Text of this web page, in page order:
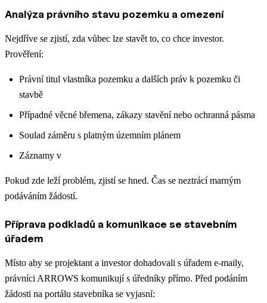
Analýza právního stavu pozemku a omezení
Nejdříve se zjistí, zda vůbec lze stavět to, co chce investor.
Prověření:
Právní titul vlastníka pozemku a dalších práv k pozemku či
stavbě
Případné věcné břemena, zákazy stavění nebo ochranná pásma
Soulad záměru s platným územním plánem
Záznamy v
Pokud zde leží problém, zjistí se hned. Čas se neztrácí marným
podáváním žádostí.
Příprava podkladů a komunikace se stavebním
úřadem
Místo aby se projektant a investor dohadovali s úřadem e-maily,
právníci ARROWS komunikují s úředníky přímo. Před podáním
žádosti na portálu stavebníka se vyjasní: